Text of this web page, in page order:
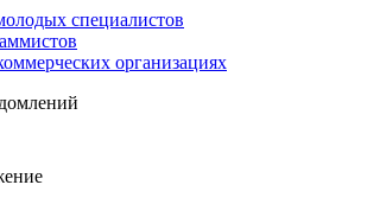
специалистов
организациях